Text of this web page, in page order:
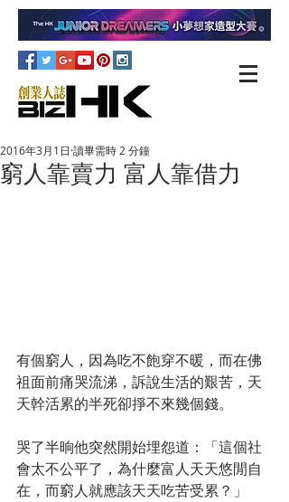
窮人靠賣力 富人靠借力
2016年3月1日 讀畢需時 2 分鐘
有個窮人，因為吃不飽穿不暖，而在佛
祖面前痛哭流涕，訴說生活的艱苦，天
天幹活累的半死卻掙不來幾個錢。
哭了半晌他突然開始埋怨道：「這個社
會太不公平了，為什麼富人天天悠閒自
在，而窮人就應該天天吃苦受累？」